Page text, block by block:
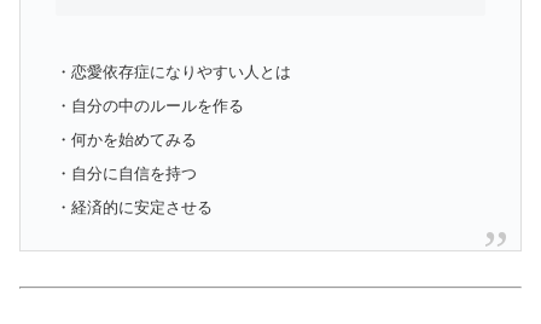
・恋愛依存症になりやすい人とは
・自分の中のルールを作る
・何かを始めてみる
・自分に自信を持つ
・経済的に安定させる